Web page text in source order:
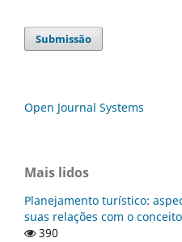
Submissão
Open Journal Systems
Mais lidos
Planejamento turístico:
suas relações com o
390